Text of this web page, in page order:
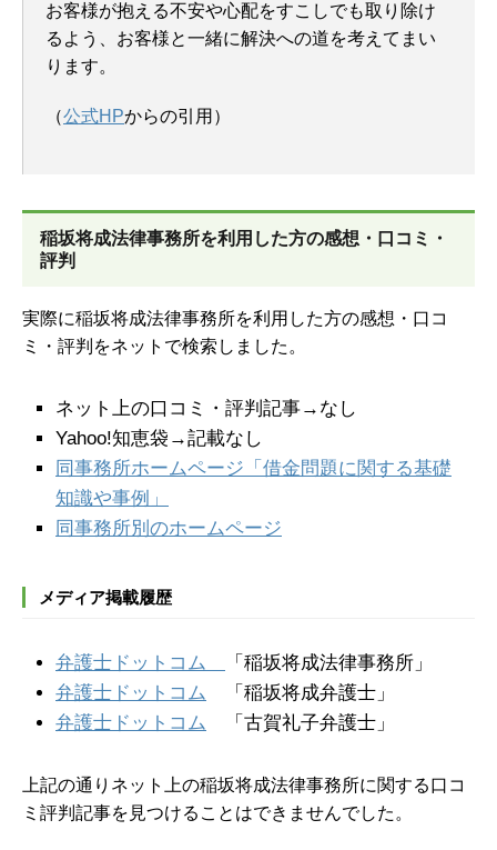
お客様が抱える不安や心配をすこしでも取り除け
るよう、お客様と一緒に解決への道を考えてまい
ります。
（公式HPからの引用）
稲坂将成法律事務所を利用した方の感想・口コミ・
評判
実際に稲坂将成法律事務所を利用した方の感想・口コ
ミ・評判をネットで検索しました。
ネット上の口コミ・評判記事→なし
Yahoo!知恵袋→記載なし
同事務所ホームページ「借金問題に関する基礎
知識や事例」
同事務所別のホームページ
メディア掲載履歴
弁護士ドットコム
「稲坂将成法律事務所」
弁護士ドットコム 「稲坂将成弁護士」
弁護士ドットコム 「古賀礼子弁護士」
上記の通りネット上の稲坂将成法律事務所に関する口コ
ミ評判記事を見つけることはできませんでした。